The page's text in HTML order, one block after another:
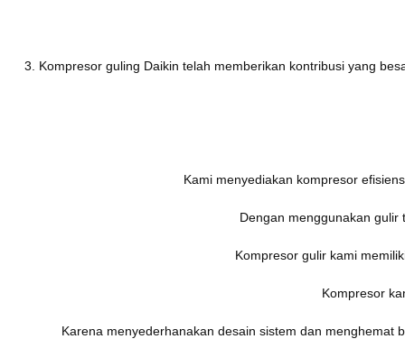
3. Kompresor guling Daikin telah memberikan kontribusi yang
Kami menyediakan kompresor
Dengan menggunakan
Kompresor gulir kami
Kompresor
Karena menyederhanakan desain sistem dan menghemat